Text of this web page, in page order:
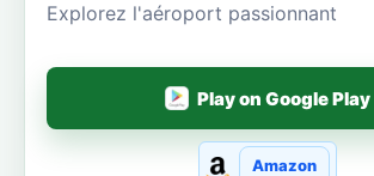
Explorez l'aéroport passionnant
Play on Google Play
Amazon